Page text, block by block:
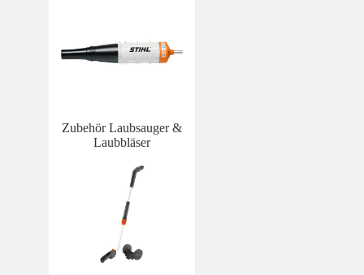
Zubehör Laubsauger &
Laubbläser